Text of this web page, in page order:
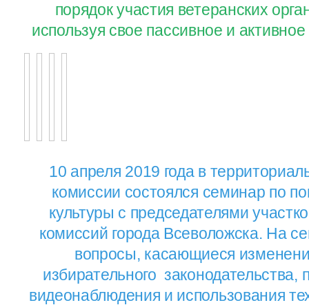
порядок участия ветеранских
используя свое пассивное и
10 апреля 2019 года в
комиссии состоялся семинар по
культуры с председателями
комиссий города Всеволожска. На
вопросы, касающиеся
избирательного
видеонаблюдения и использования